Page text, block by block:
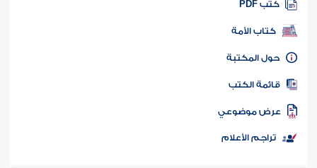
كتب PDF
كتاب الأمة
المكتبة
الكتب
موضوعي